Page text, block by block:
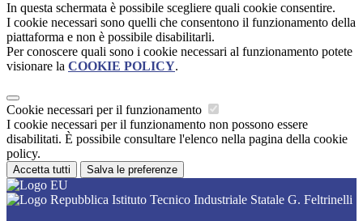
In questa schermata è possibile scegliere quali cookie consentire.
I cookie necessari sono quelli che consentono il funzionamento della
piattaforma e non è possibile disabilitarli.
Per conoscere quali sono i cookie necessari al funzionamento potete
visionare la COOKIE POLICY.
Cookie necessari per il funzionamento
I cookie necessari per il funzionamento non possono essere
disabilitati. È possibile consultare l'elenco nella pagina della cookie
policy.
Accetta tutti Salva le preferenze
Istituto Tecnico Industriale Statale G. Feltrinelli